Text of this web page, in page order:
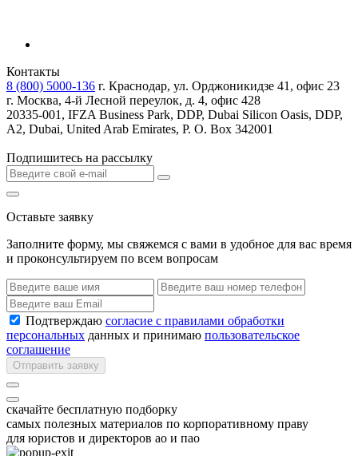
Контакты
8 (800) 5000-136 г. Краснодар, ул. Орджоникидзе 41, офис 23
г. Москва, 4-й Лесной переулок, д. 4, офис 428
20335-001, IFZA Business Park, DDP, Dubai Silicon Oasis, DDP,
A2, Dubai, United Arab Emirates, P. O. Box 342001
Подпишитесь на рассылку
Оставьте заявку
Заполните форму, мы свяжемся с вами в удобное для вас время
и проконсультируем по всем вопросам
Подтверждаю согласие с правилами обработки
персональных данных и принимаю пользовательское
соглашение
Отправить заявку
скачайте бесплатную подборку
самых полезных материалов по корпоративному праву
для юристов и директоров ао и пао